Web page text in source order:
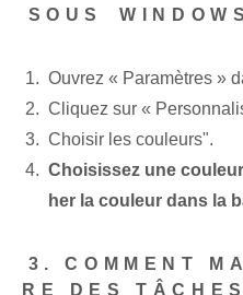
⁤SOUS
Ouvrez « Paramètres »
Cliquez sur «
Choisir les couleurs".
Choisissez une
her la couleur dans la
⁣3. COMMENT
RE DES